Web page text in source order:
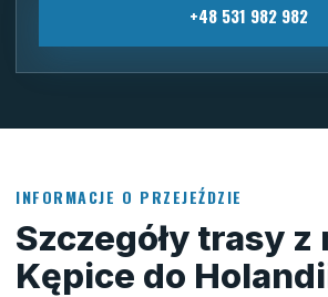
+48 531 982 982
INFORMACJE O PRZEJEŹDZIE
Szczegóły trasy z
Kępice do